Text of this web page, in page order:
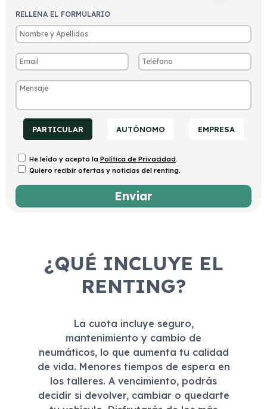
RELLENA EL FORMULARIO
PARTICULAR AUTÓNOMO EMPRESA
He leído y acepto la Política de Privacidad.
Quiero recibir ofertas y noticias del renting.
¿QUÉ INCLUYE EL
RENTING?
La cuota incluye seguro,
mantenimiento y cambio de
neumáticos, lo que aumenta tu calidad
de vida. Menores tiempos de espera en
los talleres. A vencimiento, podrás
decidir si devolver, cambiar o quedarte